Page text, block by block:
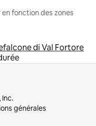
fonction des zones
di Val Fortore
générales